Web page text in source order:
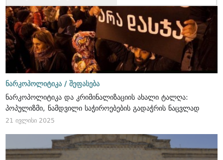
ნარკოპოლიტიკა / შეფასება
ნარკოპოლიტიკა და კრიმინალიზაციის ახალი ტალღა:
პოპულიზმი, ნამდვილი საჭიროებების გადაჭრის ნაცვლად
21 ივლისი 2025